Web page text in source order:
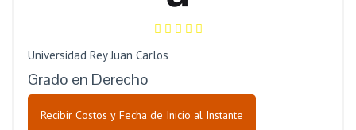
Universidad Rey Juan Carlos
Grado en Derecho
Recibir Costos y Fecha de Inicio al Instante